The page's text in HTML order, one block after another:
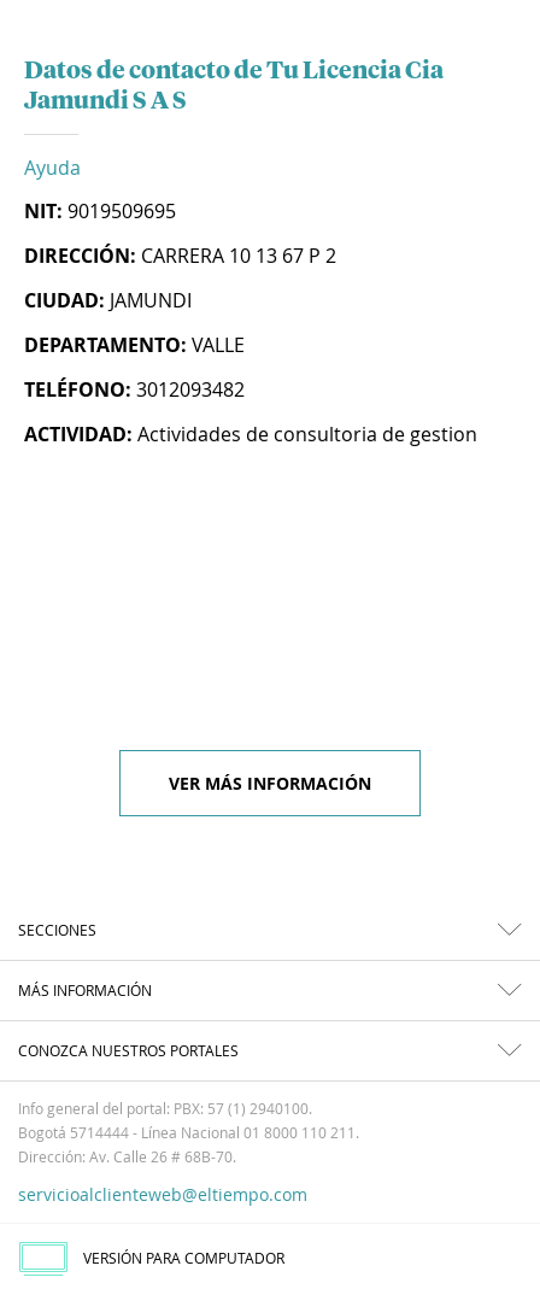
Datos de contacto de Tu Licencia Cia
Jamundi S A S
Ayuda
NIT: 9019509695
DIRECCIÓN: CARRERA 10 13 67 P 2
CIUDAD: JAMUNDI
DEPARTAMENTO: VALLE
TELÉFONO: 3012093482
ACTIVIDAD: Actividades de consultoria de gestion
VER MÁS INFORMACIÓN
SECCIONES
MÁS INFORMACIÓN
CONOZCA NUESTROS PORTALES
Info general del portal: PBX: 57 (1) 2940100.
Bogotá 5714444 - Línea Nacional 01 8000 110 211.
Dirección: Av. Calle 26 # 68B-70.
servicioalclienteweb@eltiempo.com
VERSIÓN PARA COMPUTADOR